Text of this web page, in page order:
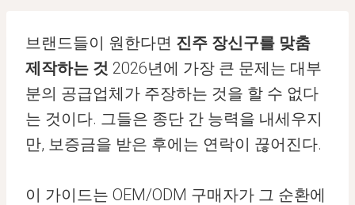
브랜드들이 원한다면 진주 장신구를 맞춤
제작하는 것 2026년에 가장 큰 문제는 대부
분의 공급업체가 주장하는 것을 할 수 없다
는 것이다. 그들은 종단 간 능력을 내세우지
만, 보증금을 받은 후에는 연락이 끊어진다.
이 가이드는 OEM/ODM 구매자가 그 순환에